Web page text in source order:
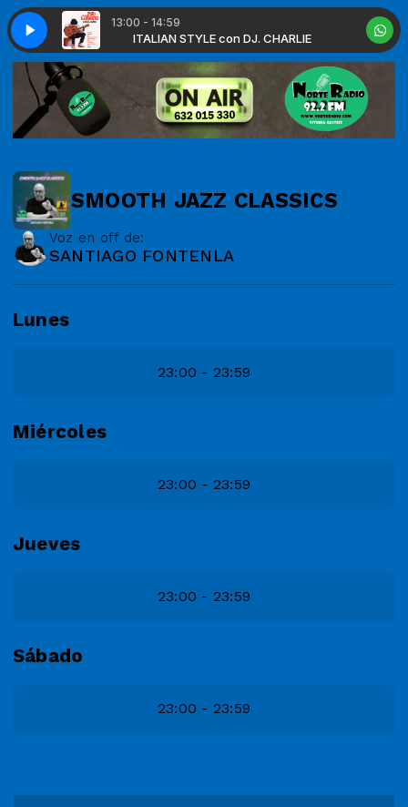
13:00 - 14:59
CHARLIE ITALIAN STYLE con DJ. CHARLIE
ITALIAN STYLE
SMOOTH JAZZ CLASSICS
Voz en off de:
SANTIAGO FONTENLA
Lunes
23:00 - 23:59
Miércoles
23:00 - 23:59
Jueves
23:00 - 23:59
Sábado
23:00 - 23:59